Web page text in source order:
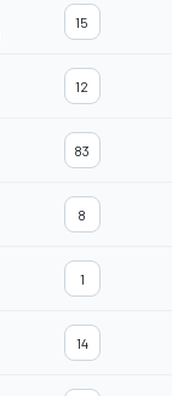
15
12
83
8
1
14